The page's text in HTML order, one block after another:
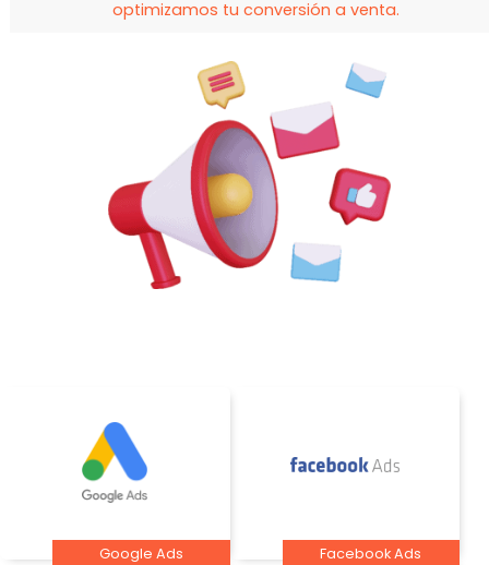
optimizamos tu conversión a venta.
Google Ads Facebook Ads